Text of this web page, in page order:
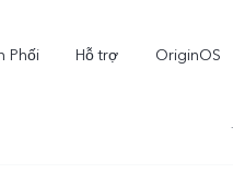
Phối Hỗ trợ OriginOS